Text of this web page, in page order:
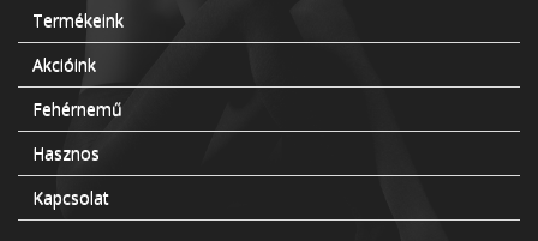
Termékeink
Akcióink
Fehérnemű
Hasznos
Kapcsolat